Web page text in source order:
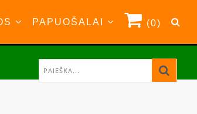
(0)
PAPUOŠALAI